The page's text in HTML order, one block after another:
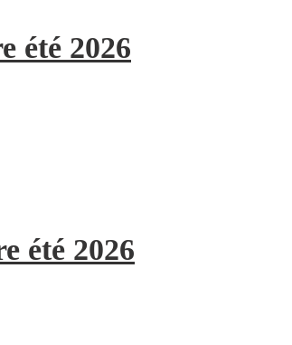
été 2026
été 2026